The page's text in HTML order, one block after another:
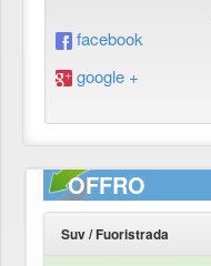
facebook
google +
OFFRO
Suv / Fuoristrada